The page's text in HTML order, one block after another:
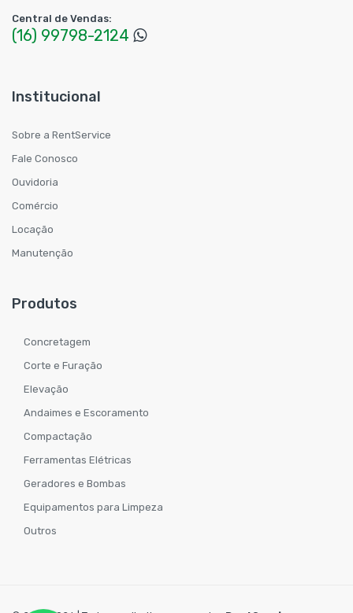
Central de Vendas:
(16) 99798-2124
Institucional
Sobre a RentService
Fale Conosco
Ouvidoria
Comércio
Locação
Manutenção
Produtos
Concretagem
Corte e Furação
Elevação
Andaimes e Escoramento
Compactação
Ferramentas Elétricas
Geradores e Bombas
Equipamentos para Limpeza
Outros